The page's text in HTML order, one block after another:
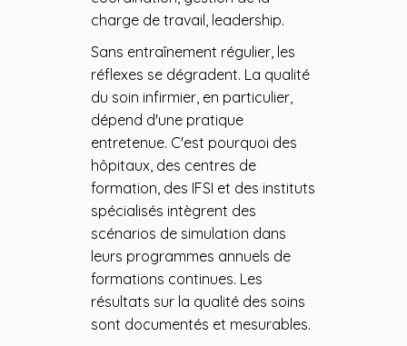
charge de travail, leadership.
Sans entraînement régulier, les
réflexes se dégradent. La qualité
du soin infirmier, en particulier,
dépend d'une pratique
entretenue. C'est pourquoi des
hôpitaux, des centres de
formation, des IFSI et des instituts
spécialisés intègrent des
scénarios de simulation dans
leurs programmes annuels de
formations continues. Les
résultats sur la qualité des soins
sont documentés et mesurables.